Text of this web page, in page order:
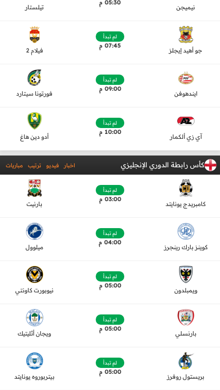
نيميجن
05:30 م
تيلستار
جو أهيد إيجلز
لم تبدأ
07:45 م
فيلام 2
ايندهوفن
لم تبدأ
09:00 م
فورتونا سيتارد
آي زي ألكمار
لم تبدأ
10:00 م
أدو دين هاغ
كأس رابطة الدوري الإنجليزي اخبار فيديو ترتيب مباريات
كامبريدج يونايتد
لم تبدأ
03:00 م
بارنيت
كوينز بارك رينجرز
لم تبدأ
04:00 م
ميلوول
ويمبلدون
لم تبدأ
05:00 م
نيوبورت كاونتي
بارنسلي
لم تبدأ
05:00 م
ويجان أثليتيك
بريستول روفرز
لم تبدأ
05:00 م
بيتربوروه يونايتد